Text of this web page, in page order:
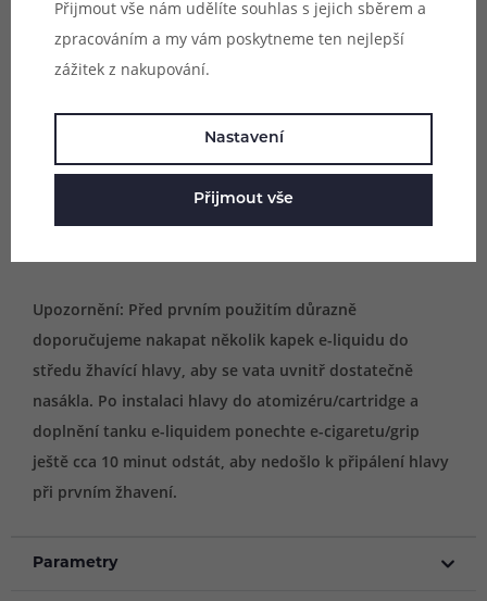
Vhodné pro:
Upozornění: Před prvním použitím důrazně
doporučujeme nakapat několik kapek e-liquidu do
středu žhavící hlavy, aby se vata uvnitř dostatečně
nasákla. Po instalaci hlavy do atomizéru/cartridge a
doplnění tanku e-liquidem ponechte e-cigaretu/grip
ještě cca 10 minut odstát, aby nedošlo k připálení hlavy
při prvním žhavení.
Parametry
Přijmout vše nám udělíte souhlas s jejich sběrem a
zpracováním a my vám poskytneme ten nejlepší
zážitek z nakupování.
Nastavení
Přijmout vše